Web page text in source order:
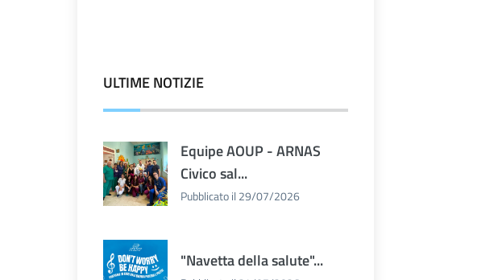
ULTIME NOTIZIE
Equipe AOUP - ARNAS
Civico sal...
Pubblicato il 29/07/2026
"Navetta della salute"...